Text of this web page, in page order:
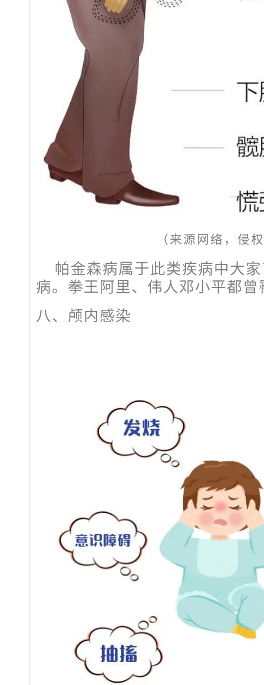
（来源网络，侵
帕金森病属于此类疾病中大
病。拳王阿里、伟人邓小平都
八、颅内感染